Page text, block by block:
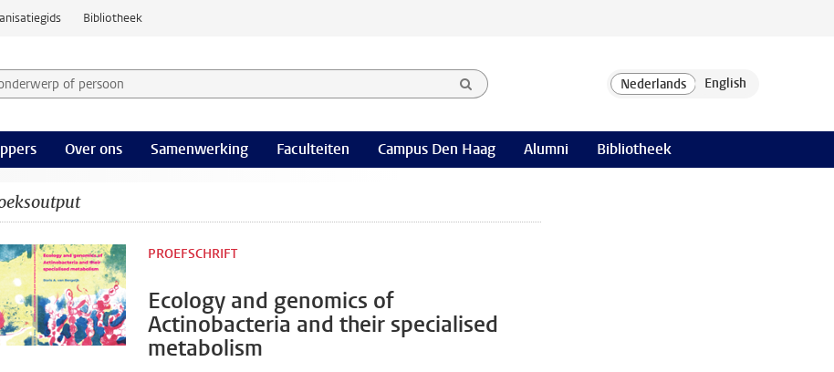
Bibliotheek
of persoon en selecteer categorie
Over ons Samenwerking Faculteiten Campus Den Haag Alumni Bibliotheek
Ecology and genomics of
Actinobacteria and their specialised
metabolism
PROEFSCHRIFT